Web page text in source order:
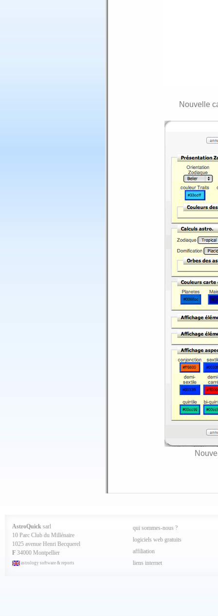
Nouvelle
AstroQuick sarl
10 Parc Club du Millénaire
1025 avenue Henri Becquerel
F 34000 Montpellier
astrology software & reports
qui sommes-nous ?
logiciels web gratuits
affiliation
liens internet